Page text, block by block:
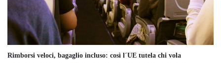
Rimborsi veloci, bagaglio incluso: così l´UE tutela chi vola